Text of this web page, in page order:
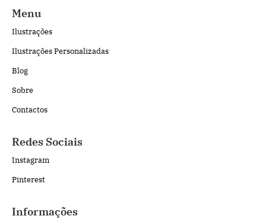
Menu
Ilustrações
Ilustrações Personalizadas
Blog
Sobre
Contactos
Redes Sociais
Instagram
Pinterest
Informações